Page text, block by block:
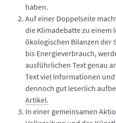
haben.
Auf einer Doppelseite
die Klimadebatte zu einem
ökologischen Bilanzen der
bis Energieverbrauch,
ausführlichen Text genau
Text viel Informationen
dennoch gut leserlich
Artikel.
In einer gemeinsamen